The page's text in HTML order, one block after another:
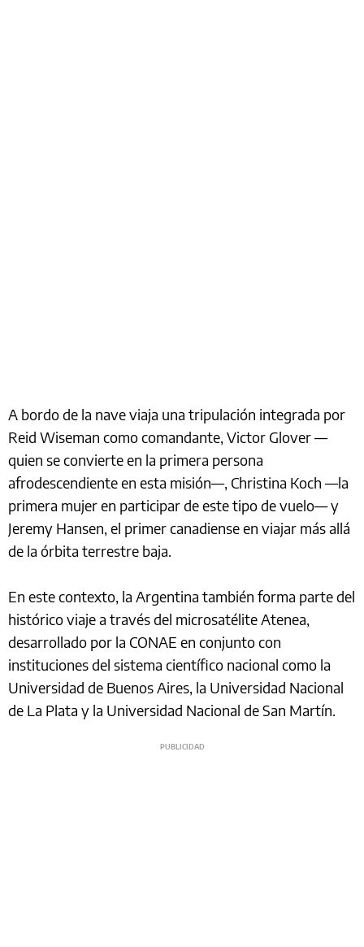
A bordo de la nave viaja una tripulación integrada por
Reid Wiseman como comandante, Victor Glover —
quien se convierte en la primera persona
afrodescendiente en esta misión—, Christina Koch —la
primera mujer en participar de este tipo de vuelo— y
Jeremy Hansen, el primer canadiense en viajar más allá
de la órbita terrestre baja.
En este contexto, la Argentina también forma parte del
histórico viaje a través del microsatélite Atenea,
desarrollado por la CONAE en conjunto con
instituciones del sistema científico nacional como la
Universidad de Buenos Aires, la Universidad Nacional
de La Plata y la Universidad Nacional de San Martín.